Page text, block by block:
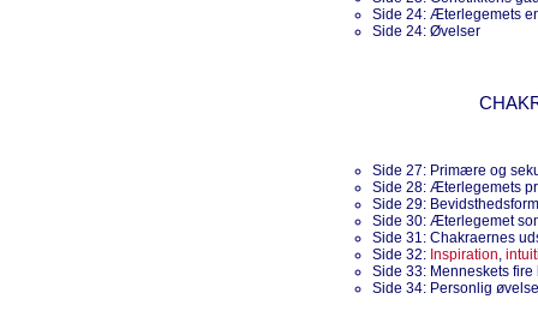
Side 24: Æterlegemets
Side 24: Øvelser
Side 27: Primære og
Side 28: Æterlegemets
Side 29:
Side 30: Æterlegemet
Side 31: Chakraernes
Side 32: Inspiration,
Side 33: Menneskets
Side 34: Personlig øvelse